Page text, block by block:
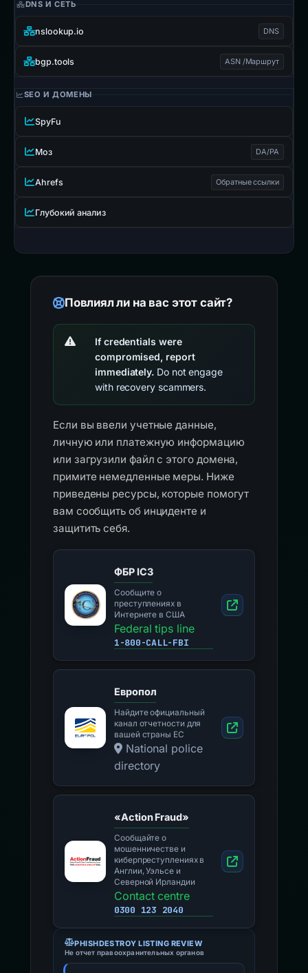
DNS И СЕТЬ
nslookup.io DNS
bgp.tools ASN /Маршрут
SEO И ДОМЕНЫ
SpyFu
Моз DA/PA
Ahrefs Обратные ссылки
Глубокий анализ
Повлиял ли на вас этот сайт?
If credentials were
compromised, report
immediately. Do not engage
with recovery scammers.
Если вы ввели учетные данные,
личную или платежную информацию
или загрузили файл с этого домена,
примите немедленные меры. Ниже
приведены ресурсы, которые помогут
вам сообщить об инциденте и
защитить себя.
ФБР IC3
Сообщите о
преступлениях в
Интернете в США
Federal tips line
1-800-CALL-FBI
Европол
Найдите официальный
канал отчетности для
вашей страны ЕС
National police
directory
«Action Fraud»
Сообщайте о
мошенничестве и
киберпреступлениях в
Англии, Уэльсе и
Северной Ирландии
Contact centre
0300 123 2040
PHISHDESTROY LISTING REVIEW
Не отчет правоохранительных органов